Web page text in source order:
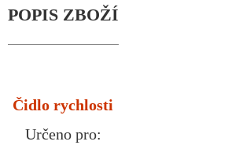
POPIS ZBOŽÍ
Čidlo rychlosti
Určeno pro: